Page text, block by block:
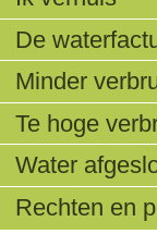
De
Minder
Te hoge
Water
Rechten en